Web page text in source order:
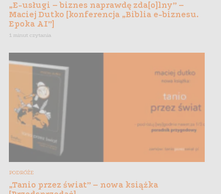
„E-usługi – biznes naprawdę zda[o]lny” –
Maciej Dutko [konferencja „Biblia e-biznesu.
Epoka AI”]
1 minut czytania
PODRÓŻE
„Tanio przez świat” – nowa książka